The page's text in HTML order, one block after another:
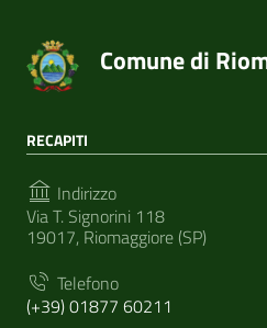
Comune di
RECAPITI
Indirizzo
Via T. Signorini 118
19017, Riomaggiore (SP)
Telefono
(+39) 01877 60211